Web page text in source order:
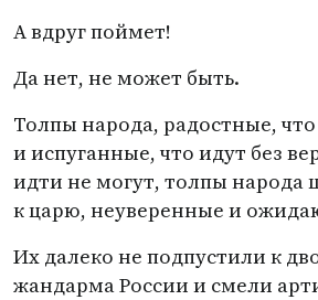
А вдруг поймет!
Да нет, не может быть.
Толпы народа, радостные,
и испуганные, что идут без
идти не могут, толпы народа
к царю, неуверенные и
Их далеко не подпустили к
жандарма России и смели